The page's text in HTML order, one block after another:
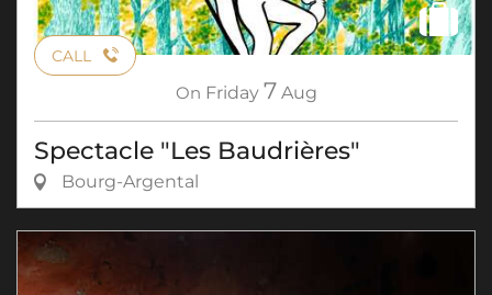
CALL
On Friday 7 Aug
Spectacle "Les Baudrières"
Bourg-Argental